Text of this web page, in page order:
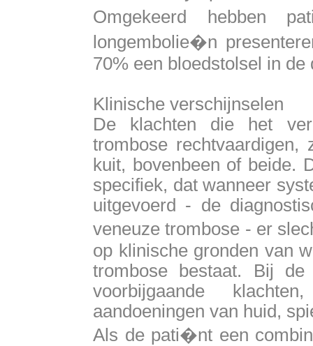
Omgekeerd hebben
longembolie�n
70% een bloedstolsel in de
Klinische verschijnselen
De klachten die het
trombose
kuit, bovenbeen of beide.
specifiek, dat wanneer
uitgevoerd - de
veneuze trombose - er
op klinische gronden van
trombose bestaat. Bij
voorbijgaande
aandoeningen van huid,
Als de pati�nt een